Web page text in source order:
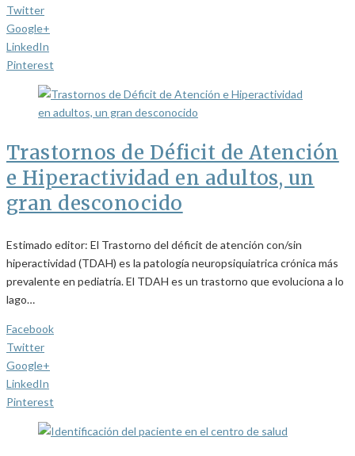
Twitter
Google+
LinkedIn
Pinterest
Trastornos de Déficit de Atención
e Hiperactividad en adultos, un
gran desconocido
Estimado editor: El Trastorno del déficit de atención con/sin
hiperactividad (TDAH) es la patología neuropsiquiatrica crónica más
prevalente en pediatría. El TDAH es un trastorno que evoluciona a lo
lago…
Facebook
Twitter
Google+
LinkedIn
Pinterest